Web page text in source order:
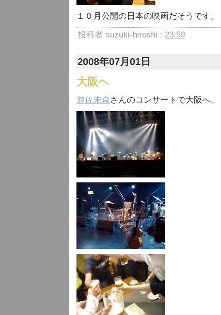
１０月公開の日本の映画だそうです。
投稿者 suzuki-hiroshi : 23:59
2008年07月01日
大阪へ
遊佐未森さんのコンサートで大阪へ。